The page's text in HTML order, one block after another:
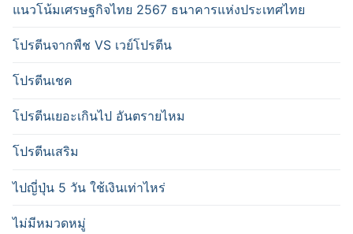
แนวโน้มเศรษฐกิจไทย 2567 ธนาคารแห่งประเทศไทย
โปรตีนจากพืช VS เวย์โปรตีน
โปรตีนเชค
โปรตีนเยอะเกินไป อันตรายไหม
โปรตีนเสริม
ไปญี่ปุ่น 5 วัน ใช้เงินเท่าไหร่
ไม่มีหมวดหมู่